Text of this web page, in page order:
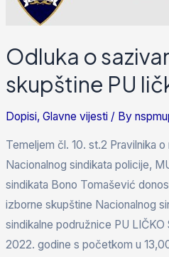
Odluka o
skupštine PU
Dopisi,Glavne vijesti / By
Temeljem čl. 10. st.2 Pravilnika
Nacionalnog sindikata policije,
sindikata Bono Tomašević
izborne skupštine Nacionalnog
sindikalne podružnice PU LIČKO
2022. godine s početkom u